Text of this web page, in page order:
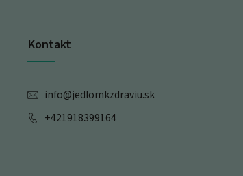
Kontakt
info@jedlomkzdraviu.sk
+421918399164